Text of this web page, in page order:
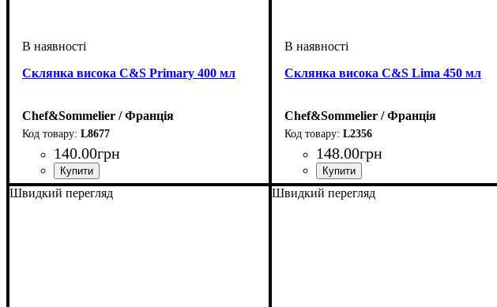
Склянка висока C&S Primary 400 мл
Chef&Sommelier / Франція
L8677
140.00грн
Склянка висока C&S Lima 450 мл
Chef&Sommelier / Франція
L2356
148.00грн
Швидкий перегляд Швидкий перегляд